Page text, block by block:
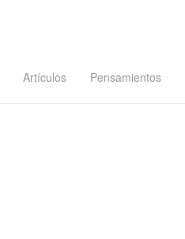
Artículos Pensamientos